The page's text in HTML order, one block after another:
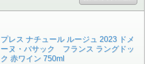
プレス ナチュール ルージュ 2023 ドメ
ーヌ・バサック フランス ラングドッ
ク 赤ワイン 750ml